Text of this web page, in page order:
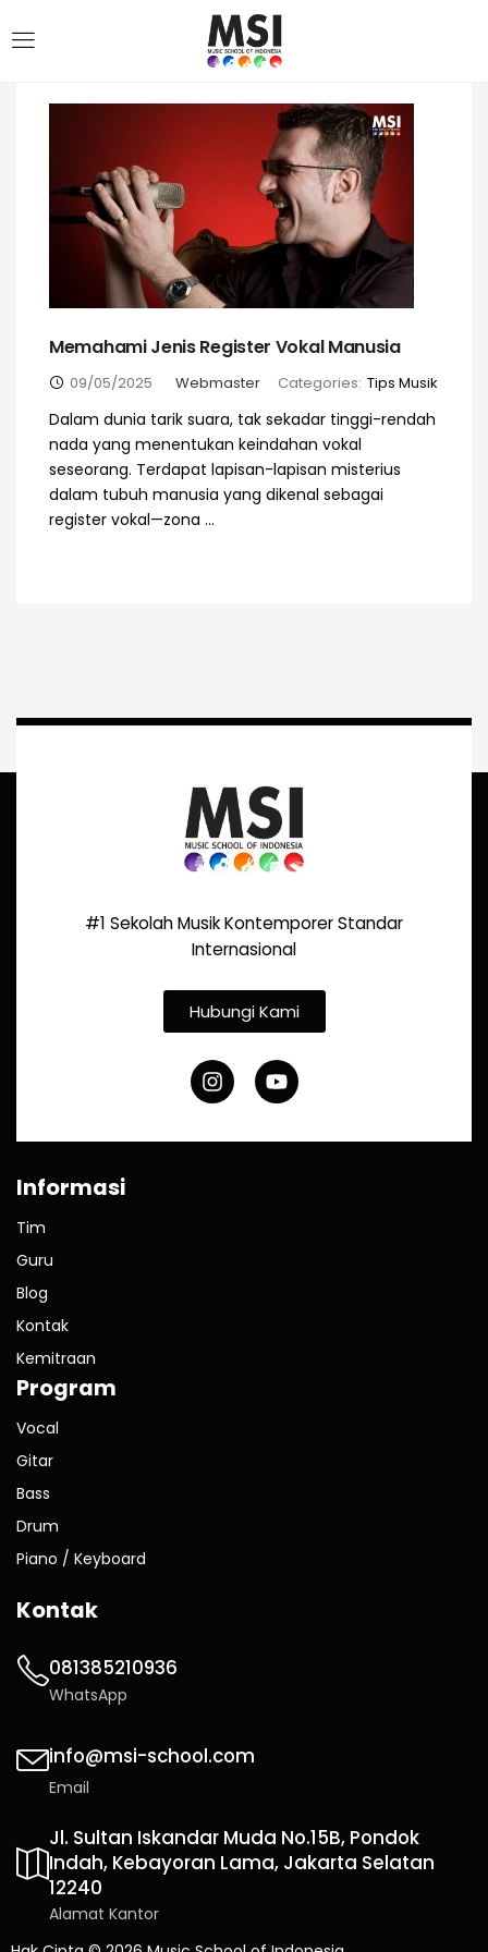
Memahami Jenis Register Vokal Manusia
09/05/2025 Webmaster Categories: Tips Musik
Dalam dunia tarik suara, tak sekadar tinggi-rendah
nada yang menentukan keindahan vokal
seseorang. Terdapat lapisan-lapisan misterius
dalam tubuh manusia yang dikenal sebagai
register vokal—zona ...
#1 Sekolah Musik Kontemporer Standar
Internasional
Hubungi Kami
Informasi
Tim
Guru
Blog
Kontak
Kemitraan
Program
Vocal
Gitar
Bass
Drum
Piano / Keyboard
Kontak
081385210936
WhatsApp
info@msi-school.com
Email
Jl. Sultan Iskandar Muda No.15B, Pondok
Indah, Kebayoran Lama, Jakarta Selatan
12240
Alamat Kantor